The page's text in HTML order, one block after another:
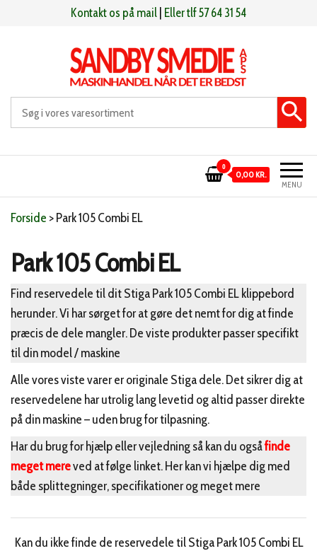
Kontakt os på mail Eller tlf 57 64 31 54
Sandby smeden Maskinhandel når det er bedst
MENU
0
0,00 KR.
Forside >Park 105 Combi EL
Park 105 Combi EL
Find reservedele til dit Stiga Park 105 Combi EL klippebord
herunder. Vi har sørget for at gøre det nemt for dig at finde
præcis de dele mangler. De viste produkter passer specifikt
til din model / maskine
Alle vores viste varer er originale Stiga dele. Det sikrer dig at
reservedelene har utrolig lang levetid og altid passer direkte
på din maskine – uden brug for tilpasning.
Har du brug for hjælp eller vejledning så kan du ogsåfinde
meget mereved at følge linket. Her kan vi hjælpe dig med
både splittegninger, specifikationer og meget mere
Kan du ikke finde de reservedele til Stiga Park 105 Combi EL